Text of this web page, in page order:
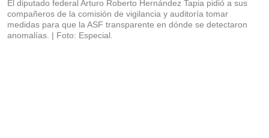
El diputado federal Arturo Roberto Hernández Tapia pidió a sus
compañeros de la comisión de vigilancia y auditoría tomar
medidas para que la ASF transparente en dónde se detectaron
anomalías.
Foto: Especial.